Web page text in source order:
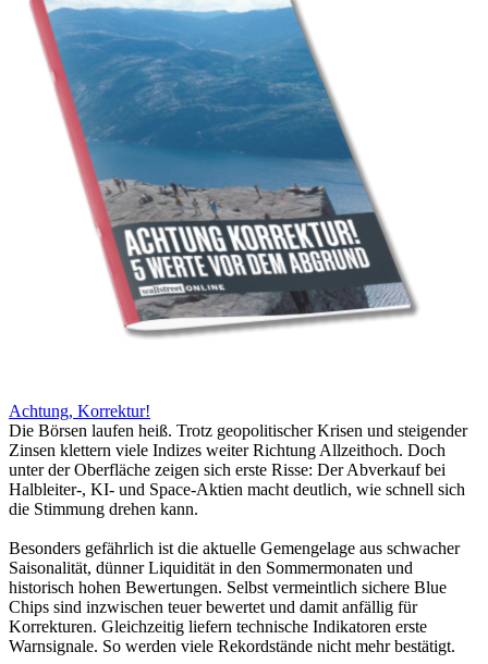
Achtung, Korrektur!
Die Börsen laufen heiß. Trotz geopolitischer Krisen und steigender
Zinsen klettern viele Indizes weiter Richtung Allzeithoch. Doch
unter der Oberfläche zeigen sich erste Risse: Der Abverkauf bei
Halbleiter-, KI- und Space-Aktien macht deutlich, wie schnell sich
die Stimmung drehen kann.
Besonders gefährlich ist die aktuelle Gemengelage aus schwacher
Saisonalität, dünner Liquidität in den Sommermonaten und
historisch hohen Bewertungen. Selbst vermeintlich sichere Blue
Chips sind inzwischen teuer bewertet und damit anfällig für
Korrekturen. Gleichzeitig liefern technische Indikatoren erste
Warnsignale. So werden viele Rekordstände nicht mehr bestätigt.